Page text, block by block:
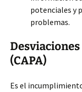
potenciales y
problemas.
(CAPA)
Es el